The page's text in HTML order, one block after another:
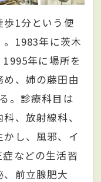
1分という便
1983年に茨木
年に場所を
、姉の藤田由
。診療科目は
、放射線科、
し、風邪、イ
などの生活習
前立腺肥大